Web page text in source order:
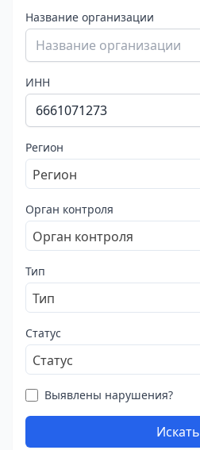
Название организации
ИНН
Регион
Регион
Орган контроля
Орган контроля
Тип
Тип
Статус
Статус
Выявлены нарушения?
Искать